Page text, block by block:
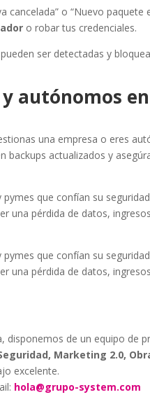
cancelada” o “Nuevo paquete
o robar tus credenciales.
ser detectadas y
autónomos en
una empresa o eres
actualizados y
que confían su
una pérdida de datos,
que confían su
una pérdida de datos,
disponemos de un equipo de
Marketing 2.0,
excelente.
hola@grupo-system.com